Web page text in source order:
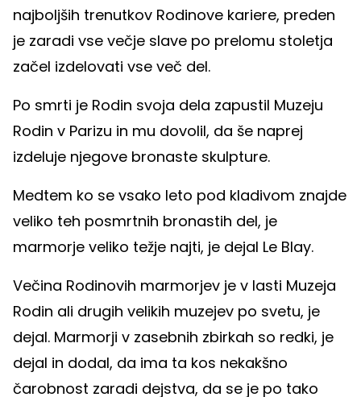
najboljših trenutkov Rodinove kariere, preden
je zaradi vse večje slave po prelomu stoletja
začel izdelovati vse več del.
Po smrti je Rodin svoja dela zapustil Muzeju
Rodin v Parizu in mu dovolil, da še naprej
izdeluje njegove bronaste skulpture.
Medtem ko se vsako leto pod kladivom znajde
veliko teh posmrtnih bronastih del, je
marmorje veliko težje najti, je dejal Le Blay.
Večina Rodinovih marmorjev je v lasti Muzeja
Rodin ali drugih velikih muzejev po svetu, je
dejal. Marmorji v zasebnih zbirkah so redki, je
dejal in dodal, da ima ta kos nekakšno
čarobnost zaradi dejstva, da se je po tako